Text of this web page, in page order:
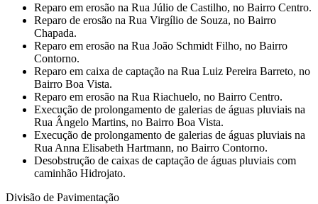
⁠Reparo em erosão na Rua Júlio de Castilho, no Bairro Centro.
⁠Reparo de erosão na Rua Virgílio de Souza, no Bairro
Chapada.
⁠Reparo em erosão na Rua João Schmidt Filho, no Bairro
Contorno.
Reparo em caixa de captação na Rua Luiz Pereira Barreto, no
Bairro Boa Vista.
⁠Reparo em erosão na Rua Riachuelo, no Bairro Centro.
⁠Execução de prolongamento de galerias de águas pluviais na
Rua Ângelo Martins, no Bairro Boa Vista.
⁠Execução de prolongamento de galerias de águas pluviais na
Rua Anna Elisabeth Hartmann, no Bairro Contorno.
Desobstrução de caixas de captação de águas pluviais com
caminhão Hidrojato.
Divisão de Pavimentação